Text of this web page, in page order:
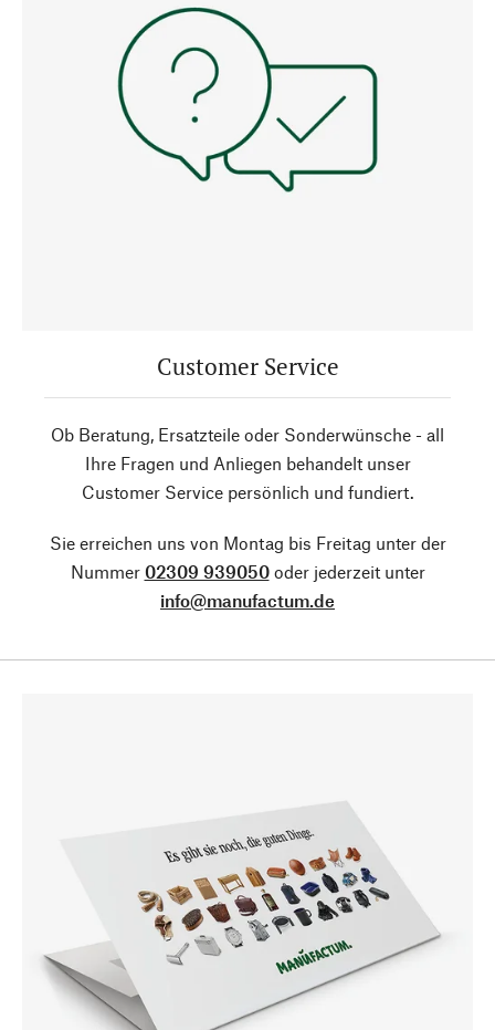
Customer Service
Ob Beratung, Ersatzteile oder Sonderwünsche - all
Ihre Fragen und Anliegen behandelt unser
Customer Service persönlich und fundiert.
Sie erreichen uns von Montag bis Freitag unter der
Nummer 02309 939050oder jederzeit unter
info@manufactum.de